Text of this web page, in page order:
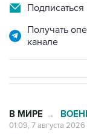
Подписаться
Получать
канале
В МИРЕ →
01:09, 7 августа 2026